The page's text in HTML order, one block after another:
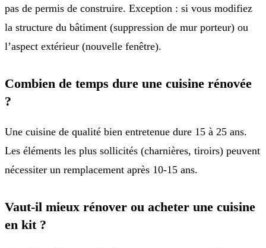
pas de permis de construire. Exception : si vous modifiez
la structure du bâtiment (suppression de mur porteur) ou
l’aspect extérieur (nouvelle fenêtre).
Combien de temps dure une cuisine rénovée
?
Une cuisine de qualité bien entretenue dure 15 à 25 ans.
Les éléments les plus sollicités (charnières, tiroirs) peuvent
nécessiter un remplacement après 10-15 ans.
Vaut-il mieux rénover ou acheter une cuisine
en kit ?